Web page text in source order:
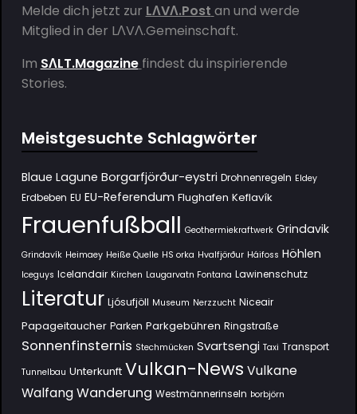
Melde dich jetzt zur LΛVΛ.Post an und werde
Mitglied in der LΛVΛ.Gemeinschaft.
Im SΛLT.Magazine findest du inspirierende
Stories.
Meistgesuchte Schlagwörter
Blaue Lagune Borgarfjörður-eystri Drohnenregeln Eldey
Erdbeben EU EU-Referendum Flughafen Keflavík
Frauenfußball Geothermiekraftwerk Grindavik
Grindavík Heimaey Heiße Quelle HS orka Hvalfjörður Háifoss Höhlen
Iceguys Icelandair Kirchen Laugarvatn Fontana Lawinenschutz
Literatur Ljósufjöll Museum Nerzzucht Niceair
Papageitaucher Parken Parkgebühren Ringstraße
Sonnenfinsternis Stechmücken Svartsengi Taxi Transport
Tunnelbau Unterkunft Vulkan-News Vulkane
Walfang Wanderung Westmännerinseln Þorbjörn